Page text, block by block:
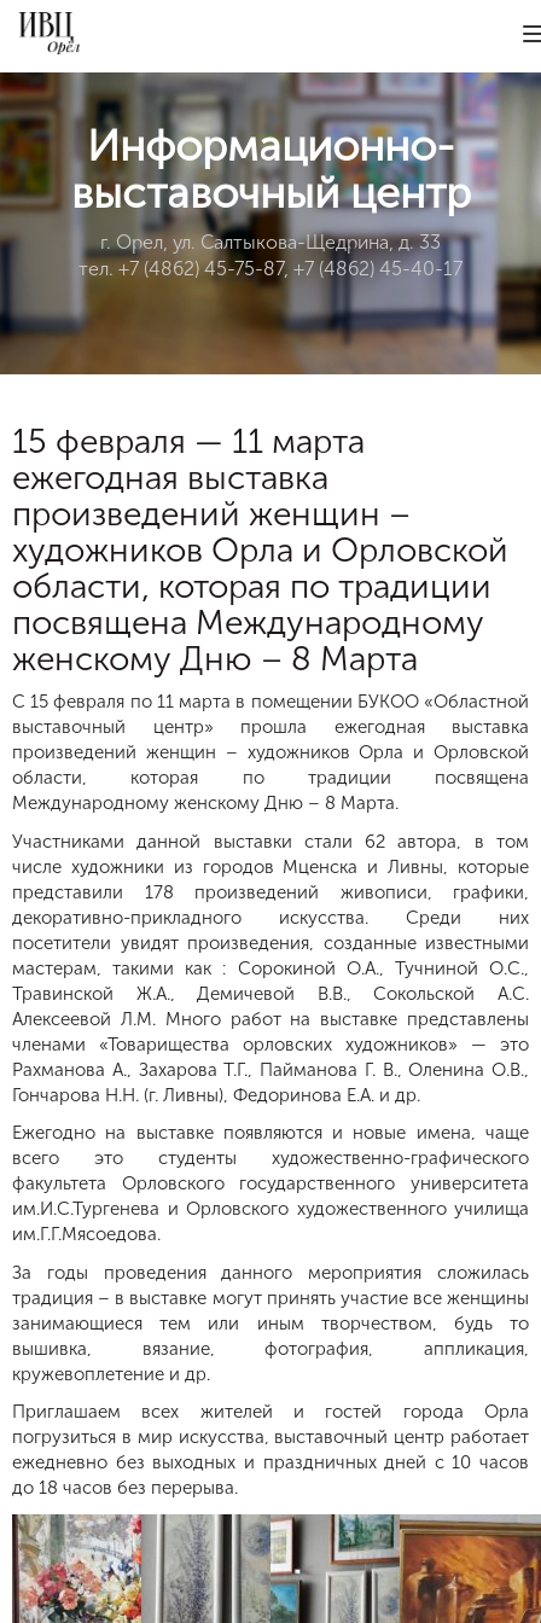
Информационно-
выставочный центр
г. Орел, ул. Салтыкова-Щедрина, д. 33
тел. +7 (4862) 45-75-87, +7 (4862) 45-40-17
15 февраля — 11 марта
ежегодная выставка
произведений женщин –
художников Орла и Орловской
области, которая по традиции
посвящена Международному
женскому Дню – 8 Марта
С 15 февраля по 11 марта в помещении БУКОО «Областной
выставочный центр» прошла ежегодная выставка
произведений женщин – художников Орла и Орловской
области, которая по традиции посвящена
Международному женскому Дню – 8 Марта.
Участниками данной выставки стали 62 автора, в том
числе художники из городов Мценска и Ливны, которые
представили 178 произведений живописи, графики,
декоративно-прикладного искусства. Среди них
посетители увидят произведения, созданные известными
мастерам, такими как : Сорокиной О.А., Тучниной О.С.,
Травинской Ж.А., Демичевой В.В., Сокольской А.С.
Алексеевой Л.М. Много работ на выставке представлены
членами «Товарищества орловских художников» — это
Рахманова А., Захарова Т.Г., Пайманова Г. В., Оленина О.В.,
Гончарова Н.Н. (г. Ливны), Федоринова Е.А. и др.
Ежегодно на выставке появляются и новые имена, чаще
всего это студенты художественно-графического
факультета Орловского государственного университета
им.И.С.Тургенева и Орловского художественного училища
им.Г.Г.Мясоедова.
За годы проведения данного мероприятия сложилась
традиция – в выставке могут принять участие все женщины
занимающиеся тем или иным творчеством, будь то
вышивка, вязание, фотография, аппликация,
кружевоплетение и др.
Приглашаем всех жителей и гостей города Орла
погрузиться в мир искусства, выставочный центр работает
ежедневно без выходных и праздничных дней с 10 часов
до 18 часов без перерыва.